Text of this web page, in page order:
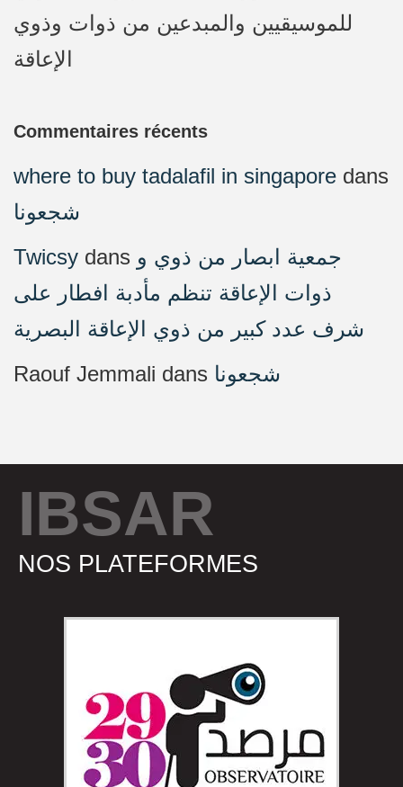
للموسيقيين والمبدعين من ذوات وذوي
الإعاقة
Commentaires récents
where to buy tadalafil in singapore dans
شجعونا
Twicsy dans جمعية ابصار من ذوي و
ذوات الإعاقة تنظم مأدبة افطار على
شرف عدد كبير من ذوي الإعاقة البصرية
Raouf Jemmali dans شجعونا
IBSAR
NOS PLATEFORMES